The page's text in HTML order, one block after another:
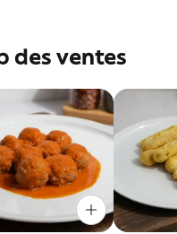
des ventes